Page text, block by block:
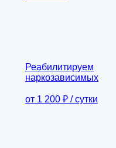
Реабилитируем
наркозависимых
от 1 200 ₽ / сутки